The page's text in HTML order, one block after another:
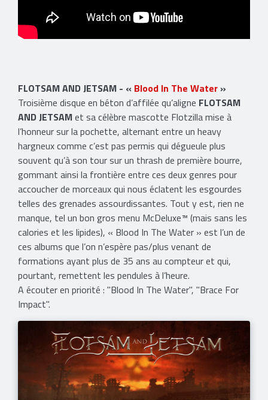
FLOTSAM AND JETSAM - « Blood In The Water »
Troisième disque en béton d’affilée qu’aligne FLOTSAM
AND JETSAMet sa célèbre mascotte Flotzilla mise à
l’honneur sur la pochette, alternant entre un heavy
hargneux comme c’est pas permis qui dégueule plus
souvent qu’à son tour sur un thrash de première bourre,
gommant ainsi la frontière entre ces deux genres pour
accoucher de morceaux qui nous éclatent les esgourdes
telles des grenades assourdissantes. Tout y est, rien ne
manque, tel un bon gros menu McDeluxe™ (mais sans les
calories et les lipides), « Blood In The Water » est l’un de
ces albums que l’on n’espère pas/plus venant de
formations ayant plus de 35 ans au compteur et qui,
pourtant, remettent les pendules à l’heure.
​A écouter en priorité : "Blood In The Water", "Brace For
Impact".